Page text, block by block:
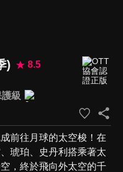
)
8.5
級
前往月球的太空梭！在
琥珀、史丹利搭乘著太
，終於飛向外太空的千